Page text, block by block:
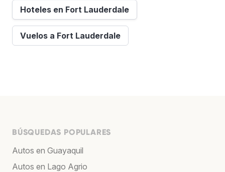
Hoteles en Fort Lauderdale
Vuelos a Fort Lauderdale
BÚSQUEDAS POPULARES
Autos en Guayaquil
Autos en Lago Agrio